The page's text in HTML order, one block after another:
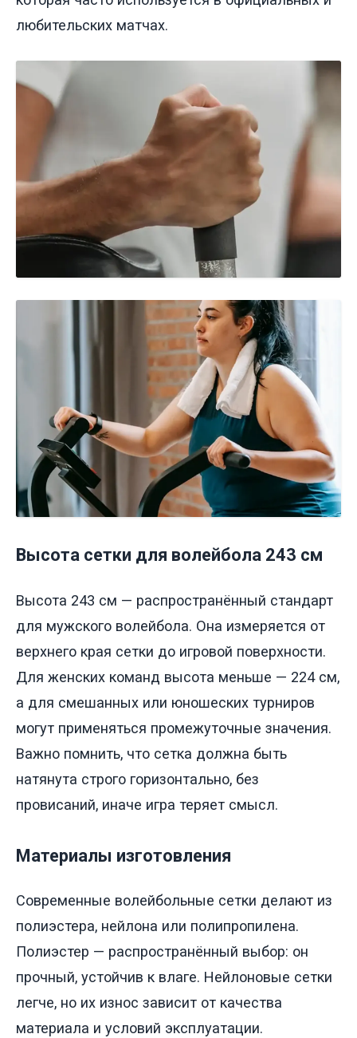
любительских матчах.
Высота сетки для волейбола 243 см
Высота 243 см — распространённый стандарт
для мужского волейбола. Она измеряется от
верхнего края сетки до игровой поверхности.
Для женских команд высота меньше — 224 см,
а для смешанных или юношеских турниров
могут применяться промежуточные значения.
Важно помнить, что сетка должна быть
натянута строго горизонтально, без
провисаний, иначе игра теряет смысл.
Материалы изготовления
Современные волейбольные сетки делают из
полиэстера, нейлона или полипропилена.
Полиэстер — распространённый выбор: он
прочный, устойчив к влаге. Нейлоновые сетки
легче, но их износ зависит от качества
материала и условий эксплуатации.